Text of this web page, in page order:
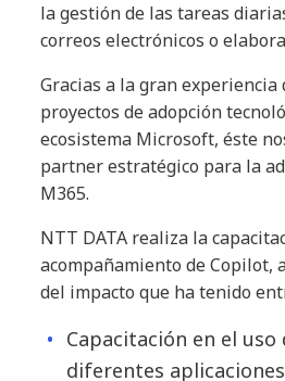
la gestión de las tareas
correos electrónicos o
Gracias a la gran experiencia
proyectos de adopción
ecosistema Microsoft, éste
partner estratégico para la
M365.
NTT DATA realiza la
acompañamiento de Copilot,
del impacto que ha tenido
Capacitación en el
diferentes